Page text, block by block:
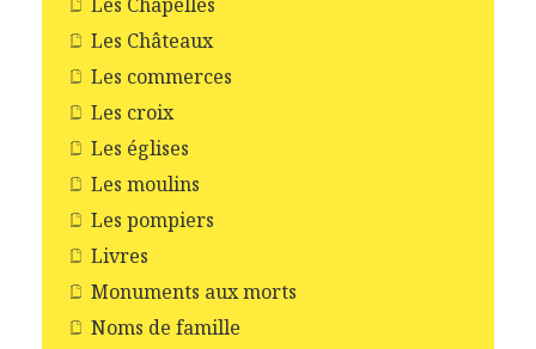
Les Châteaux
Les commerces
Les croix
Les églises
Les moulins
Les pompiers
Livres
Monuments aux morts
Noms de famille